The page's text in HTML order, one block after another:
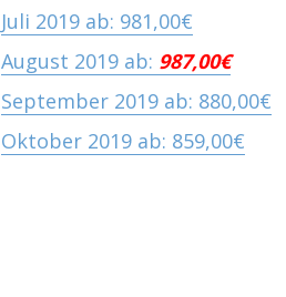
Juli 2019 ab: 981,00€
August 2019 ab: 987,00€
September 2019 ab: 880,00€
Oktober 2019 ab: 859,00€